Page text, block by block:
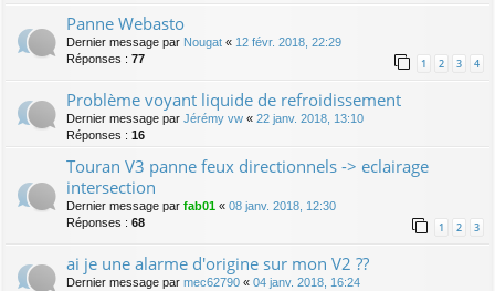
Panne Webasto
Dernier message par Nougat « 12 févr. 2018, 22:29
Réponses : 77 1 2 3 4
Problème voyant liquide de refroidissement
Dernier message par Jérémy vw « 22 janv. 2018, 13:10
Réponses : 16
Touran V3 panne feux directionnels -> eclairage
intersection
Dernier message par fab01 « 08 janv. 2018, 12:30
Réponses : 68 1 2 3
ai je une alarme d'origine sur mon V2 ??
Dernier message par mec62790 « 04 janv. 2018, 16:24